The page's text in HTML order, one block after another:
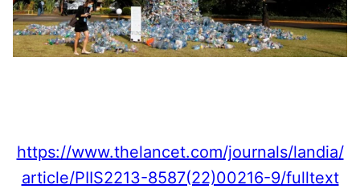
https://www.thelancet.com/journals/landia/
article/PIIS2213-8587(22)00216-9/fulltext